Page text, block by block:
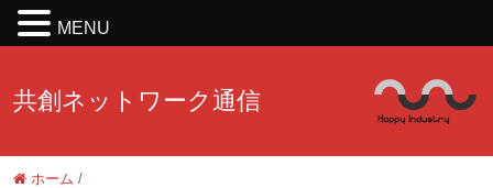
共創ネットワーク通信
ホーム /
MENU